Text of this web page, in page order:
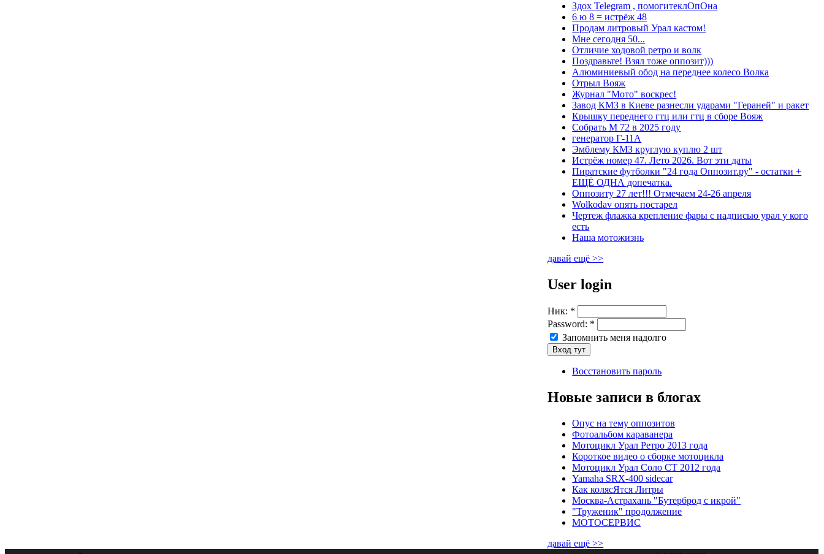
Здох Telegram , помогитеклОпОна
6 ю 8 = истрёж 48
Продам литровый Урал кастом!
Мне сегодня 50...
Отличие ходовой ретро и волк
Поздравьте! Взял тоже оппозит)))
Алюминиевый обод на переднее колесо Волка
Отрыл Вояж
Журнал "Мото" воскрес!
Завод КМЗ в Киеве разнесли ударами "Гераней" и ракет
Крышку переднего гтц или гтц в сборе Вояж
Собрать М 72 в 2025 году
генератор Г-11А
Эмблему КМЗ круглую куплю 2 шт
Истрёж номер 47. Лето 2026. Вот эти даты
Пиратские футболки "24 года Оппозит.ру" - остатки +
ЕЩЁ ОДНА допечатка.
Оппозиту 27 лет!!! Отмечаем 24-26 апреля
Wolkodav опять постарел
Чертеж флажка крепление фары с надписью урал у кого
есть
Наша мотожизнь
давай ещё >>
User login
Ник: *
Password: *
Запомнить меня надолго
Восстановить пароль
Новые записи в блогах
Опус на тему оппозитов
Фотоальбом караванера
Мотоцикл Урал Ретро 2013 года
Короткое видео о сборке мотоцикла
Мотоцикл Урал Соло СТ 2012 года
Yamaha SRX-400 sidecar
Как колясЯтся Литры
Москва-Астрахань "Бутерброд с икрой"
"Труженик" продолжение
МОТОСЕРВИС
давай ещё >>